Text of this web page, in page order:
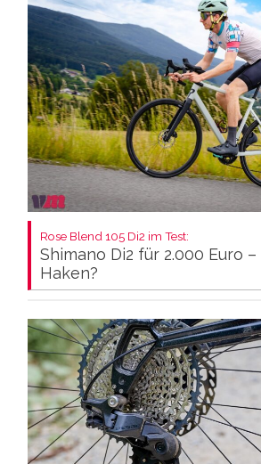
Rose Blend 105 Di2 im Test:
Shimano Di2 für 2.000 Euro
Haken?